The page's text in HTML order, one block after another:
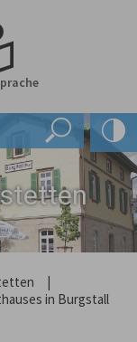
|
in Burgstall